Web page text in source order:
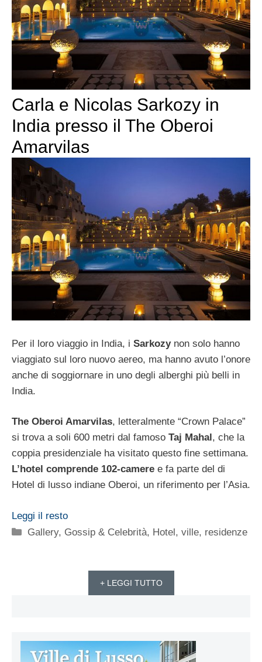
Carla e Nicolas Sarkozy in
India presso il The Oberoi
Amarvilas
Per il loro viaggio in India, i Sarkozynon solo hanno
viaggiato sul loro nuovo aereo, ma hanno avuto l’onore
anche di soggiornare in uno degli alberghi più belli in
India.
The Oberoi Amarvilas, letteralmente “Crown Palace”
si trova a soli 600 metri dal famoso Taj Mahal , che la
coppia presidenziale ha visitato questo fine settimana.
L’hotel comprende 102-camere e fa parte del di
Hotel di lusso indiane Oberoi, un riferimento per l’Asia.
Leggi il resto
Categorie
Gallery, Gossip & Celebrità, Hotel, ville, residenze
+ LEGGI TUTTO